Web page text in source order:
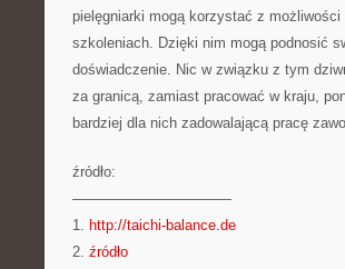
pielęgniarki mogą korzystać z
szkoleniach. Dzięki nim mogą podnosić
doświadczenie. Nic w związku z tym
za granicą, zamiast pracować w kraju,
bardziej dla nich zadowalającą pracę
źródło:
———————————
1. http://taichi-balance.de
2. źródło